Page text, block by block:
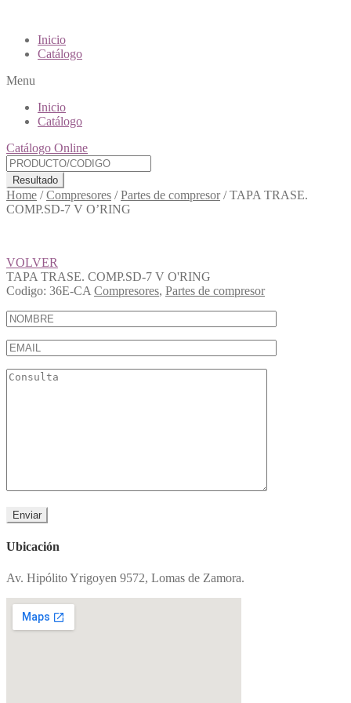
Inicio
Catálogo
Menu
Inicio
Catálogo
Catálogo Online
Resultado
Home /Compresores /Partes de compresor/TAPA TRASE.
COMP.SD-7 V O’RING
VOLVER
TAPA TRASE. COMP.SD-7 V O'RING
Codigo: 36E-CA Compresores, Partes de compresor
Ubicación
Av. Hipólito Yrigoyen 9572, Lomas de Zamora.